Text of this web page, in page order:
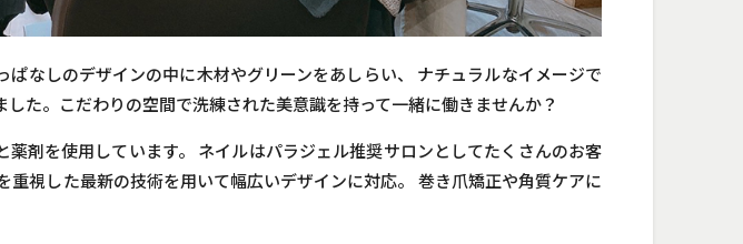
なしのデザインの中に木材やグリーンをあしらい、 ナチュラルなイメージで
た。こだわりの空間で洗練された美意識を持って一緒に働きませんか？
剤を使用しています。 ネイルはパラジェル推奨サロンとしてたくさんのお客
重視した最新の技術を用いて幅広いデザインに対応。 巻き爪矯正や角質ケアに